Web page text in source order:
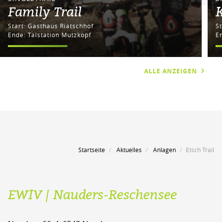
Family Trail
Start: Gasthaus Riatschhof
Ende: Talstation Mutzkopf
ALLE ANZEIGEN
Startseite Aktuelles Anlagen Etsch Trail
EWIV | Nauders-Reschensee